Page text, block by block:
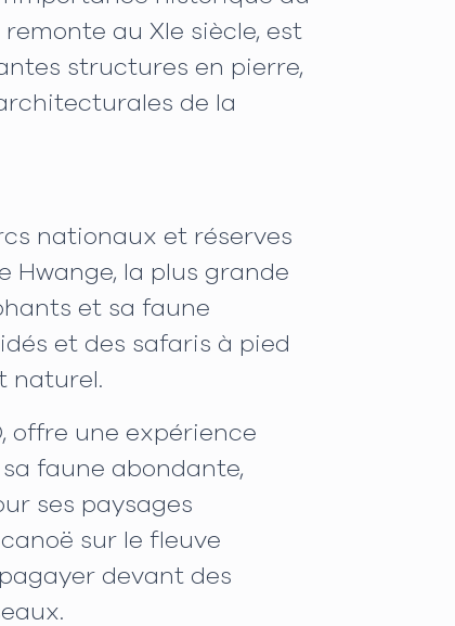
au XIe siècle, est
structures en pierre,
de la
nationaux et réserves
la plus grande
et sa faune
et des safaris à pied
naturel.
offre une expérience
faune abondante,
ses paysages
sur le fleuve
devant des